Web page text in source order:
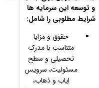
و توسعه این سرمایه ها
شرایط مطلوبی را شامل:
حقوق و مزایا
متناسب با مدرک
تحصیلی و سطح
مسئولیت، سرویس
ایاب و ذهاب،